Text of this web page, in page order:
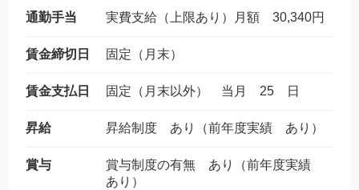
通勤手当 実費支給（上限あり）月額 30,340円
賃金締切日 固定（月末）
賃金支払日 固定（月末以外） 当月 25 日
昇給 昇給制度 あり（前年度実績 あり）
賞与
賞与制度の有無 あり（前年度実績
あり）